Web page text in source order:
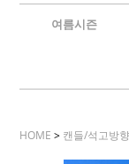
여름시즌
HOME > 캔들/석고방